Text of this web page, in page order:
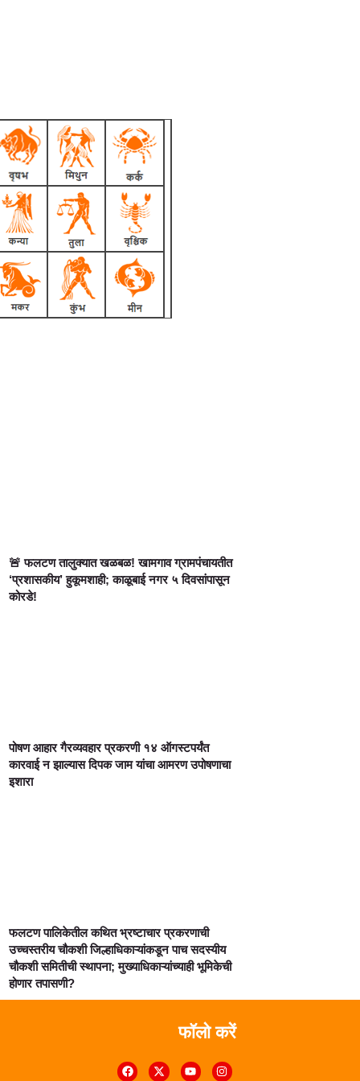
🚨 फलटण तालुक्यात खळबळ! खामगाव ग्रामपंचायतीत
‘प्रशासकीय’ हुकूमशाही; काळूबाई नगर ५ दिवसांपासून
कोरडे!
पोषण आहार गैरव्यवहार प्रकरणी १४ ऑगस्टपर्यंत
कारवाई न झाल्यास दिपक जाम यांचा आमरण उपोषणाचा
इशारा
फलटण पालिकेतील कथित भ्रष्टाचार प्रकरणाची
उच्चस्तरीय चौकशी जिल्हाधिकाऱ्यांकडून पाच सदस्यीय
चौकशी समितीची स्थापना; मुख्याधिकाऱ्यांच्याही भूमिकेची
होणार तपासणी?
फॉलो करें